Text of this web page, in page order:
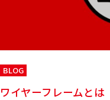
BLOG
ワイヤーフレームと